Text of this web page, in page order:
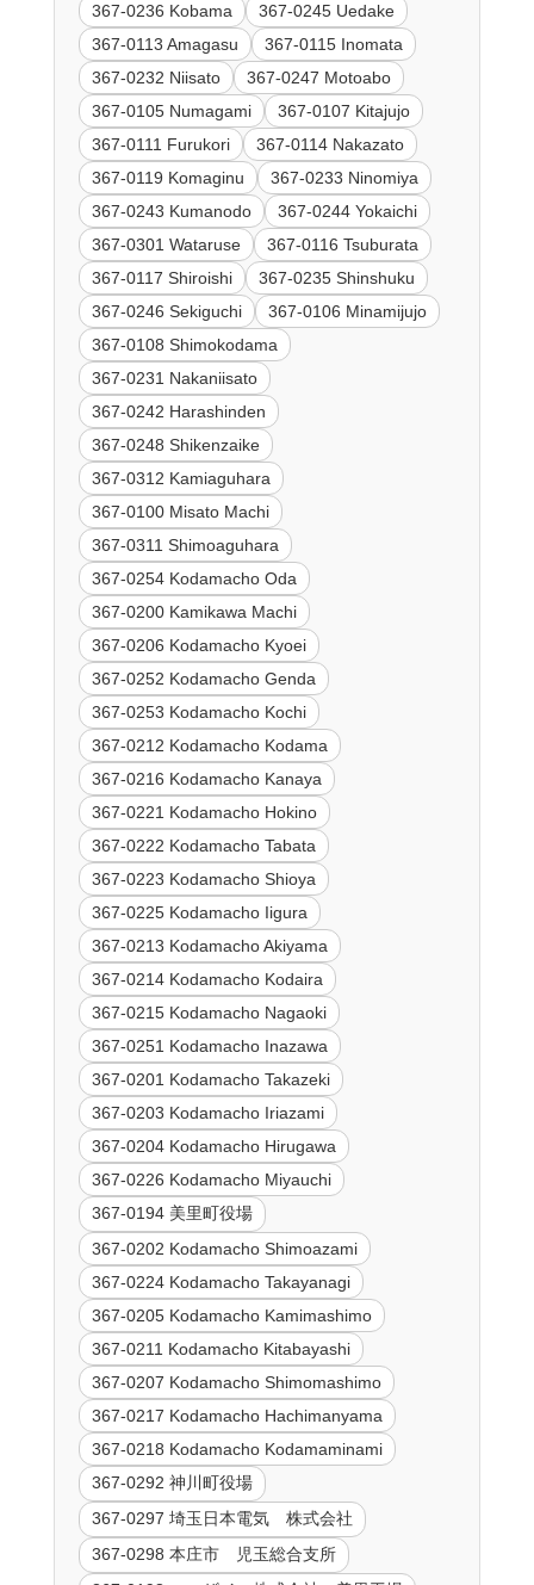
367-0236 Kobama
367-0245 Uedake
367-0113 Amagasu
367-0115 Inomata
367-0232 Niisato
367-0247 Motoabo
367-0105 Numagami
367-0107 Kitajujo
367-0111 Furukori
367-0114 Nakazato
367-0119 Komaginu
367-0233 Ninomiya
367-0243 Kumanodo
367-0244 Yokaichi
367-0301 Wataruse
367-0116 Tsuburata
367-0117 Shiroishi
367-0235 Shinshuku
367-0246 Sekiguchi
367-0106 Minamijujo
367-0108 Shimokodama
367-0231 Nakaniisato
367-0242 Harashinden
367-0248 Shikenzaike
367-0312 Kamiaguhara
367-0100 Misato Machi
367-0311 Shimoaguhara
367-0254 Kodamacho Oda
367-0200 Kamikawa Machi
367-0206 Kodamacho Kyoei
367-0252 Kodamacho Genda
367-0253 Kodamacho Kochi
367-0212 Kodamacho Kodama
367-0216 Kodamacho Kanaya
367-0221 Kodamacho Hokino
367-0222 Kodamacho Tabata
367-0223 Kodamacho Shioya
367-0225 Kodamacho Iigura
367-0213 Kodamacho Akiyama
367-0214 Kodamacho Kodaira
367-0215 Kodamacho Nagaoki
367-0251 Kodamacho Inazawa
367-0201 Kodamacho Takazeki
367-0203 Kodamacho Iriazami
367-0204 Kodamacho Hirugawa
367-0226 Kodamacho Miyauchi
367-0194 美里町役場
367-0202 Kodamacho Shimoazami
367-0224 Kodamacho Takayanagi
367-0205 Kodamacho Kamimashimo
367-0211 Kodamacho Kitabayashi
367-0207 Kodamacho Shimomashimo
367-0217 Kodamacho Hachimanyama
367-0218 Kodamacho Kodamaminami
367-0292 神川町役場
367-0297 埼玉日本電気 株式会社
367-0298 本庄市 児玉総合支所